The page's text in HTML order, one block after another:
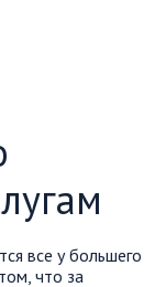
все у большего
что за